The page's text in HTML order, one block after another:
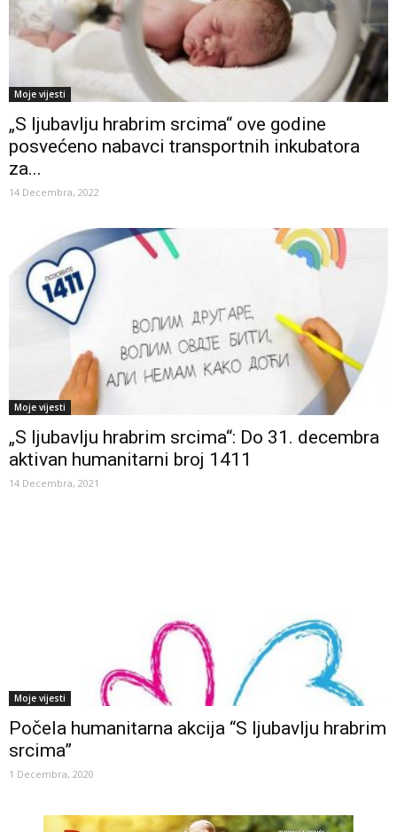
Moje vijesti
„S ljubavlju hrabrim srcima“ ove godine
posvećeno nabavci transportnih inkubatora
za...
14 Decembra, 2022
Moje vijesti
„S ljubavlju hrabrim srcima“: Do 31. decembra
aktivan humanitarni broj 1411
14 Decembra, 2021
Moje vijesti
Počela humanitarna akcija “S ljubavlju hrabrim
srcima”
1 Decembra, 2020